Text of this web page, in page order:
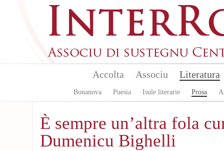
Accolta Associu Literatura
Bonanova Puesia Isule literarie Prosa
È sempre un’altra fola
Dumenicu Bighelli